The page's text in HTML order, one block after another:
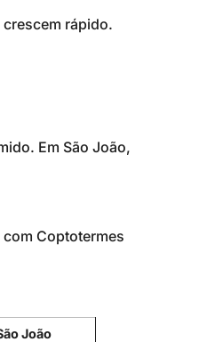
rápido.
Em São João,
Coptotermes
João